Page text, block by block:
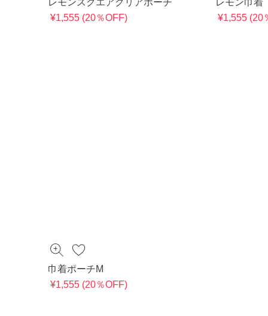
レモンスクエアクリアポーチ
¥1,555 (20％OFF)
レモン巾着
¥1,555 (20
巾着ポーチM
¥1,555 (20％OFF)